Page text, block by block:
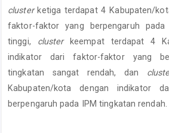
clusterketiga terdapat 4 Kabupaten/
faktor-faktor yang berpengaruh
tinggi, clusterkeempat terdapat 4
indikator dari faktor-faktor yang
tingkatan sangat rendah, dan
Kabupaten/kota dengan indikator
berpengaruh pada IPM tingkatan rendah.